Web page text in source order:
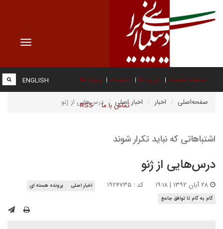
Toggle
صفحه نخست درباره ما عضویت پیوند ها
تماس با ما RSS
ENGLISH
صفحه‌اصلی اخبار اخبار اصلی درس‌هایی از ژنو
اشتباهاتی که نباید تکرار شوند
درس‌هایی از ژنو
کد : ۱۹۲۴۷۳۵ اخبار اصلی
پرونده هسته ای
گام به گام تا توافق جامع